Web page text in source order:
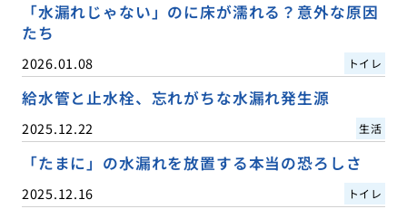
「水漏れじゃない」のに床が濡れる？意外な原因
たち
2026.01.08 トイレ
給水管と止水栓、忘れがちな水漏れ発生源
2025.12.22 生活
「たまに」の水漏れを放置する本当の恐ろしさ
2025.12.16 トイレ